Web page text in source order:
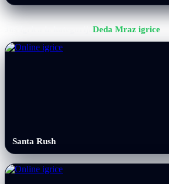
Deda Mraz igrice
Santa Rush